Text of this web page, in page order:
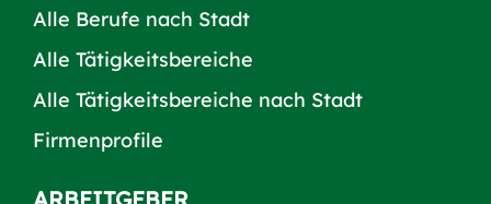
Alle Berufe nach Stadt
Alle Tätigkeitsbereiche
Alle Tätigkeitsbereiche nach Stadt
Firmenprofile